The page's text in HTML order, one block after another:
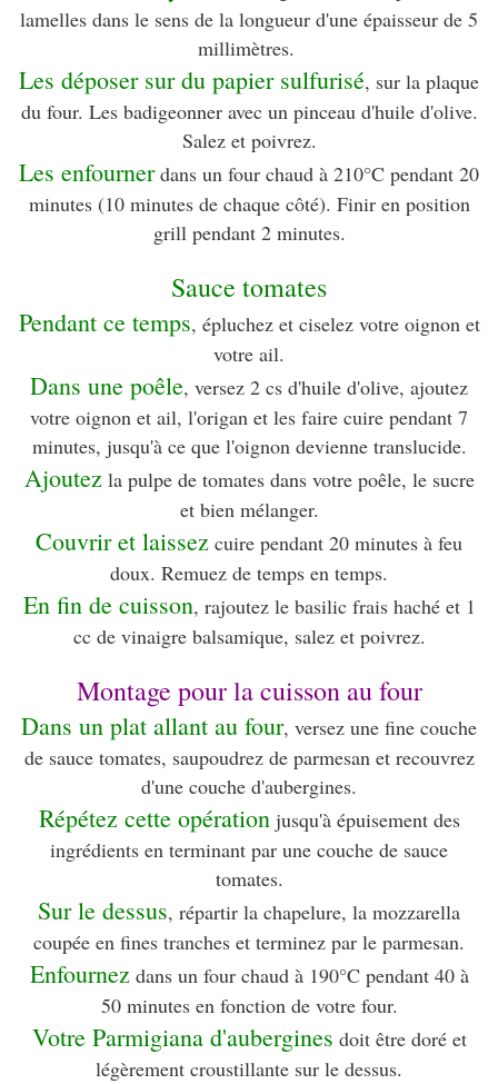
lamelles dans le sens de la longueur d'une épaisseur de 5
millimètres.
Les déposer sur du papier sulfurisé, sur la plaque
du four. Les badigeonner avec un pinceau d'huile d'olive.
Salez et poivrez.
Les enfournerdans un four chaud à 210°C pendant 20
minutes (10 minutes de chaque côté). Finir en position
grill pendant 2 minutes.
Sauce tomates
Pendant ce temps, épluchez et ciselez votre oignon et
votre ail.
Dans une poêle, versez 2 cs d'huile d'olive, ajoutez
votre oignon et ail, l'origan et les faire cuire pendant 7
minutes, jusqu'à ce que l'oignon devienne translucide.
Ajoutezla pulpe de tomates dans votre poêle, le sucre
et bien mélanger.
Couvrir et laissez cuire pendant 20 minutes à feu
doux. Remuez de temps en temps.
En fin de cuisson, rajoutez le basilic frais haché et 1
cc de vinaigre balsamique, salez et poivrez.
Montage pour la cuisson au four
Dans un plat allant au four, versez une fine couche
de sauce tomates, saupoudrez de parmesan et recouvrez
d'une couche d'aubergines.
Répétez cette opérationjusqu'à épuisement des
ingrédients en terminant par une couche de sauce
tomates.
Sur le dessus, répartir la chapelure, la mozzarella
coupée en fines tranches et terminez par le parmesan.
Enfournezdans un four chaud à 190°C pendant 40 à
50 minutes en fonction de votre four.
Votre Parmigiana d'aubergines doit être doré et
légèrement croustillante sur le dessus.